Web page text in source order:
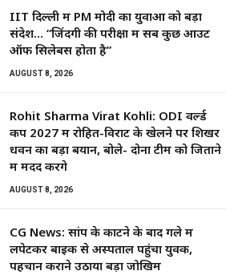
IIT दिल्ली में PM मोदी का युवाओं को बड़ा
संदेश… “जिंदगी की परीक्षा में सब कुछ आउट
ऑफ सिलेबस होता है”
AUGUST 8, 2026
Rohit Sharma Virat Kohli: ODI वर्ल्ड
कप 2027 में रोहित-विराट के खेलने पर शिखर
धवन का बड़ा बयान, बोले- दोनों टीम को जिताने
में मदद करेंगे
AUGUST 8, 2026
CG News: सांप के काटने के बाद गले में
लपेटकर बाइक से अस्पताल पहुंचा युवक,
पहचान कराने उठाया बड़ा जोखिम